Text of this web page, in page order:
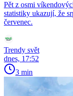
Pět z osmi
statistiky ukazují, že
červenec.
Trendy svět
dnes, 17:52
3 min